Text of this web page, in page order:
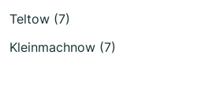
Teltow (7)
Kleinmachnow (7)